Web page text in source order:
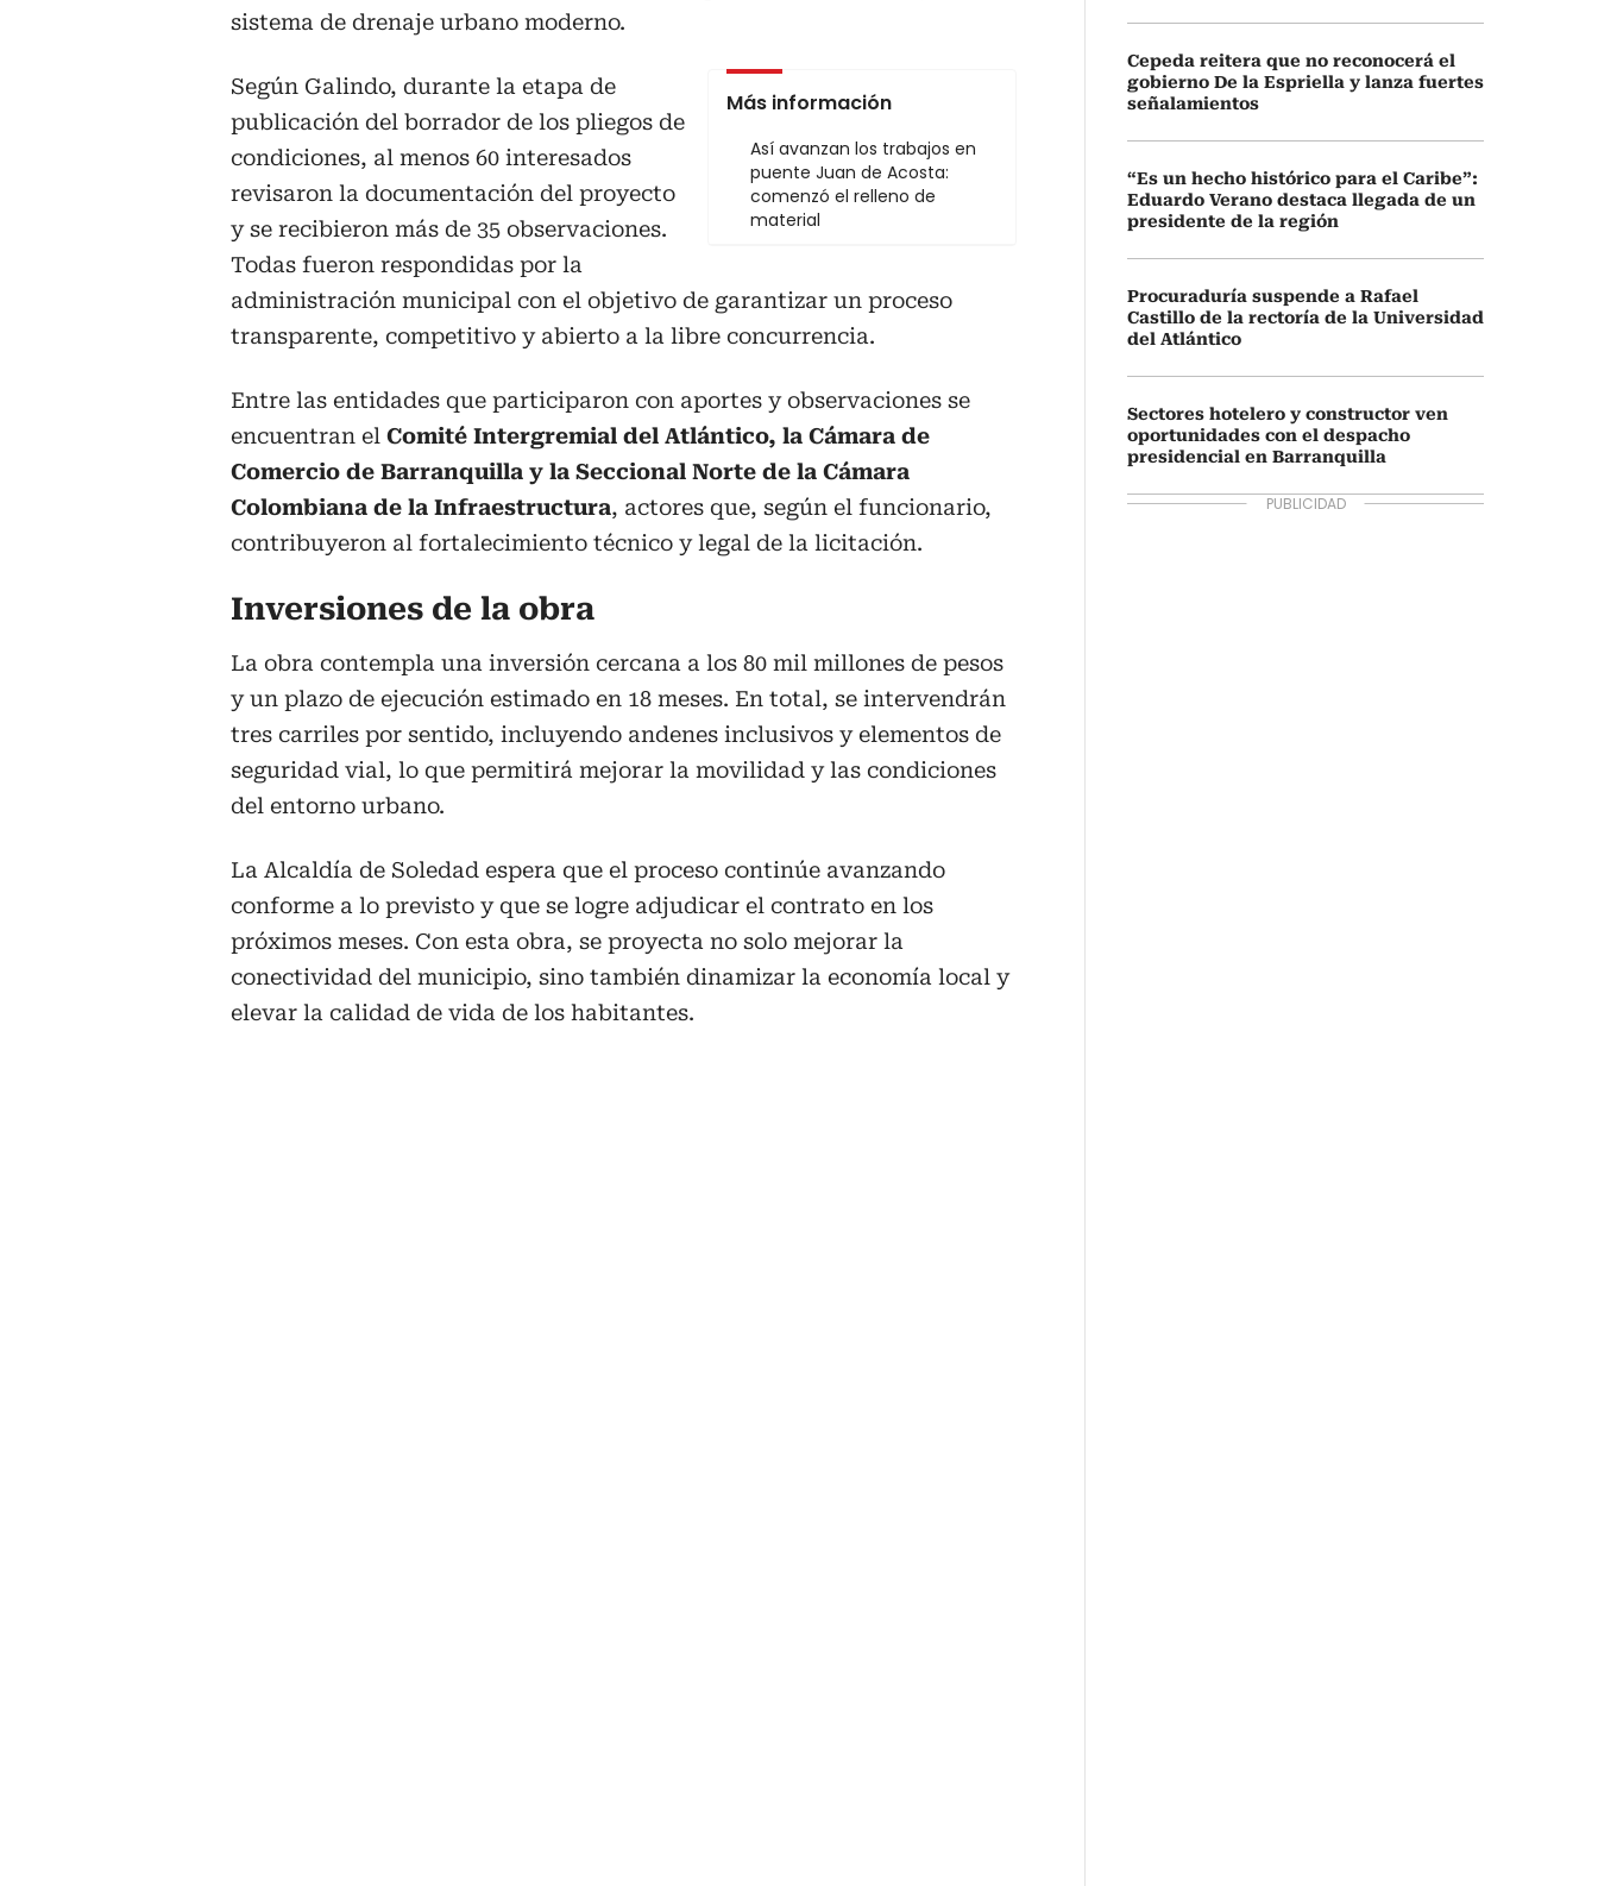
sistema de drenaje urbano moderno.
Más información
Así avanzan los trabajos en
puente Juan de Acosta:
comenzó el relleno de
material
Según Galindo, durante la etapa de
publicación del borrador de los pliegos de
condiciones, al menos 60 interesados
revisaron la documentación del proyecto
y se recibieron más de 35 observaciones.
Todas fueron respondidas por la
administración municipal con el objetivo de garantizar un proceso
transparente, competitivo y abierto a la libre concurrencia.
Entre las entidades que participaron con aportes y observaciones se
encuentran el Comité Intergremial del Atlántico, la Cámara de
Comercio de Barranquilla y la Seccional Norte de la Cámara
Colombiana de la Infraestructura, actores que, según el funcionario,
contribuyeron al fortalecimiento técnico y legal de la licitación.
Inversiones de la obra
La obra contempla una inversión cercana a los 80 mil millones de pesos
y un plazo de ejecución estimado en 18 meses. En total, se intervendrán
tres carriles por sentido, incluyendo andenes inclusivos y elementos de
seguridad vial, lo que permitirá mejorar la movilidad y las condiciones
del entorno urbano.
La Alcaldía de Soledad espera que el proceso continúe avanzando
conforme a lo previsto y que se logre adjudicar el contrato en los
próximos meses. Con esta obra, se proyecta no solo mejorar la
conectividad del municipio, sino también dinamizar la economía local y
elevar la calidad de vida de los habitantes.
Cepeda reitera que no reconocerá el
gobierno De la Espriella y lanza fuertes
señalamientos
“Es un hecho histórico para el Caribe”:
Eduardo Verano destaca llegada de un
presidente de la región
Procuraduría suspende a Rafael
Castillo de la rectoría de la Universidad
del Atlántico
Sectores hotelero y constructor ven
oportunidades con el despacho
presidencial en Barranquilla